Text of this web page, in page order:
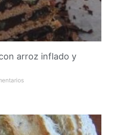
arroz inflado y